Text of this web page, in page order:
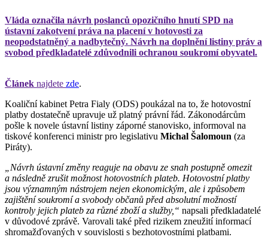
Vláda označila návrh poslanců opozičního hnutí SPD na
ústavní zakotvení práva na placení v hotovosti za
neopodstatněný a nadbytečný. Návrh na doplnění listiny práv a
svobod předkladatelé zdůvodnili ochranou soukromí obyvatel.
Článek najdete zde.
Koaliční kabinet Petra Fialy (ODS) poukázal na to, že hotovostní
platby dostatečně upravuje už platný právní řád. Zákonodárcům
pošle k novele ústavní listiny záporné stanovisko, informoval na
tiskové konferenci ministr pro legislativu Michal Šalomoun (za
Piráty).
„Návrh ústavní změny reaguje na obavu ze snah postupně omezit
a následně zrušit možnost hotovostních plateb. Hotovostní platby
jsou významným nástrojem nejen ekonomickým, ale i způsobem
zajištění soukromí a svobody občanů před absolutní možností
kontroly jejich plateb za různé zboží a služby,“ napsali předkladatelé
v důvodové zprávě. Varovali také před rizikem zneužití informací
shromažďovaných v souvislosti s bezhotovostními platbami.